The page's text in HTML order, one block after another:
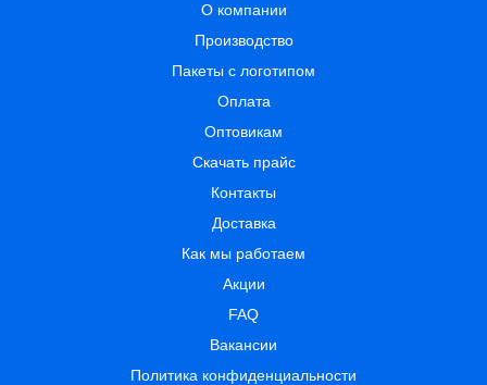
О компании
Производство
Пакеты с логотипом
Оплата
Оптовикам
Скачать прайс
Контакты
Доставка
Как мы работаем
Акции
FAQ
Вакансии
Политика конфиденциальности